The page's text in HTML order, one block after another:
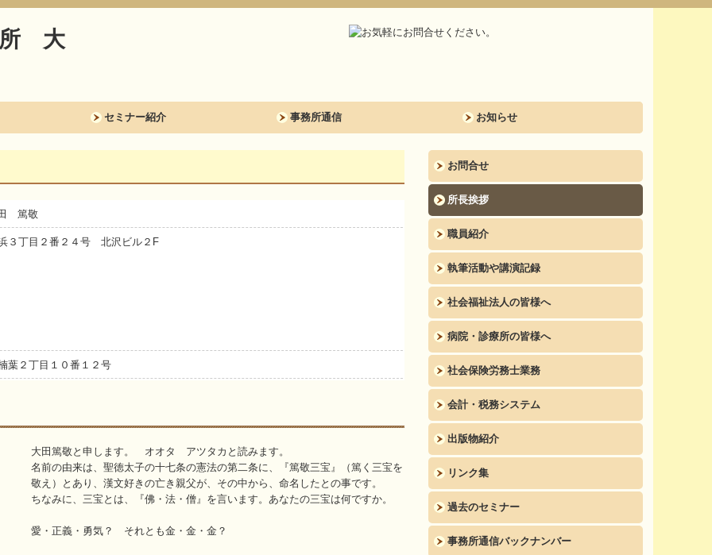
セミナー紹介 事務所通信 お知らせ
田 篤敬
３丁目２番２４号 北沢ビル２F
葉２丁目１０番１２号
大田篤敬と申します。 オオタ アツタカと読みます。
名前の由来は、聖徳太子の十七条の憲法の第二条に、『篤敬三宝』（篤く三宝を
敬え）とあり、漢文好きの亡き親父が、その中から、命名したとの事です。
ちなみに、三宝とは、『佛・法・僧』を言います。あなたの三宝は何ですか。
愛・正義・勇気？ それとも金・金・金？
お問合せ
所長挨拶
職員紹介
執筆活動や講演記録
社会福祉法人の皆様へ
病院・診療所の皆様へ
社会保険労務士業務
会計・税務システム
出版物紹介
リンク集
過去のセミナー
事務所通信バックナンバー